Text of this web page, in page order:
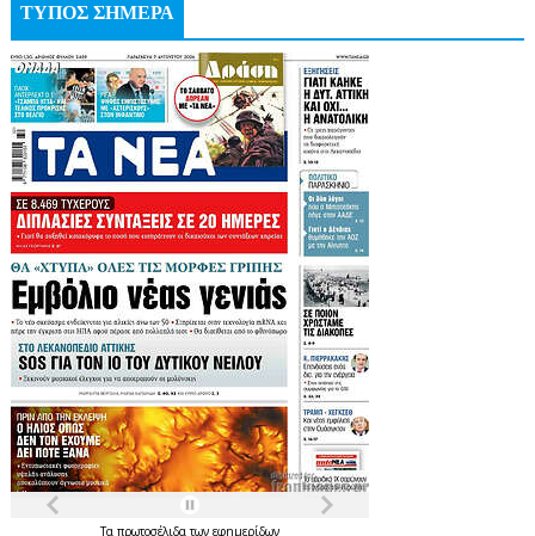
ΤΥΠΟΣ ΣΗΜΕΡΑ
Τα πρωτοσέλιδατων εφημερίδων